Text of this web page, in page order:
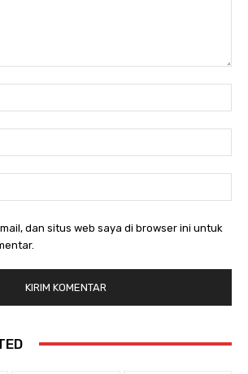
dan situs web saya di browser ini untuk